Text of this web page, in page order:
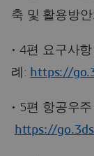
축 및 활용방안:
• 4편 요구사
례: https://
• 5편 항공우
https://